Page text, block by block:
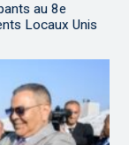
au 8e
Locaux Unis